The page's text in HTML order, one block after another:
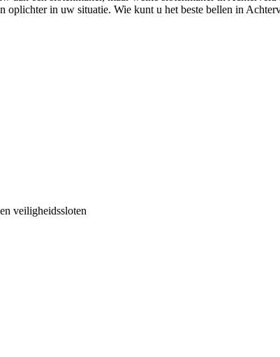
oplichter in uw situatie. Wie kunt u het beste bellen in
veiligheidssloten